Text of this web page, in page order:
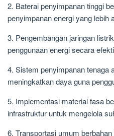
2. Baterai penyimpanan tinggi
penyimpanan energi yang lebih
3. Pengembangan jaringan
penggunaan energi secara
4. Sistem penyimpanan tenaga
meningkatkan daya guna
5. Implementasi material fasa
infrastruktur untuk mengelola
6. Transportasi umum